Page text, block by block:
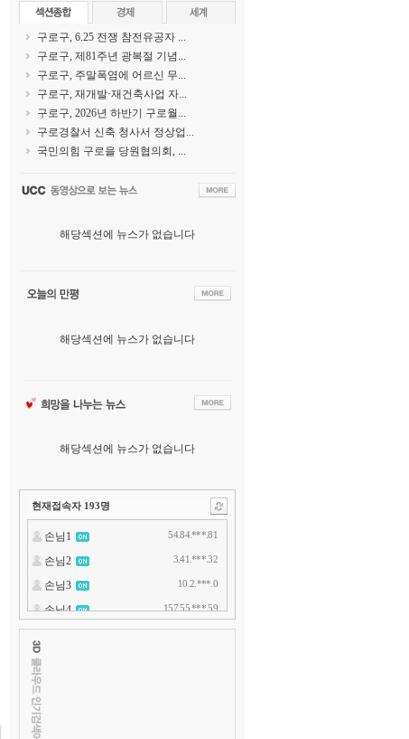
구로구, 6.25 전쟁 참전유공자 ...
구로구, 제81주년 광복절 기념...
구로구, 주말폭염에 어르신 무...
구로구, 재개발·재건축사업 자...
구로구, 2026년 하반기 구로월...
구로경찰서 신축 청사서 정상업...
국민의힘 구로을 당원협의회, ...
해당섹션에 뉴스가 없습니다
해당섹션에 뉴스가 없습니다
해당섹션에 뉴스가 없습니다
현재접속자 193명